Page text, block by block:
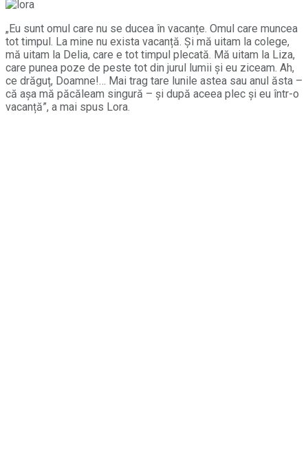
„Eu sunt omul care nu se ducea în vacanțe. Omul care muncea
tot timpul. La mine nu exista vacanță. Și mă uitam la colege,
mă uitam la Delia, care e tot timpul plecată. Mă uitam la Liza,
care punea poze de peste tot din jurul lumii și eu ziceam. Ah,
ce drăguț, Doamne!… Mai trag tare lunile astea sau anul ăsta –
că așa mă păcăleam singură – și după aceea plec și eu într-o
vacanță”, a mai spus Lora.